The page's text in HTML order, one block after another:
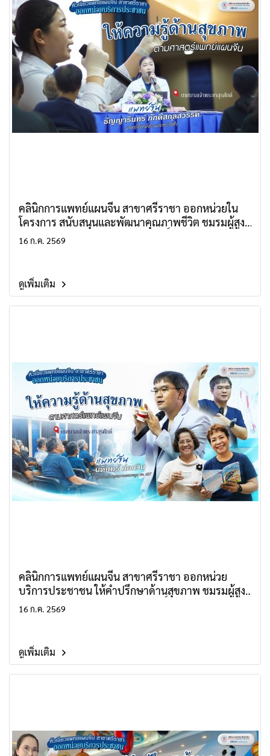
คลินิกการแพทย์แผนจีน สาขาศรีราชา ออกหน่วยใน
โครงการ สนับสนุนและพัฒนาคุณภาพชีวิต ชมรมผู้สูง
อายุ เทศบาลนครเจ้าพระยาสุรศักดิ์
16 ก.ค. 2569
ดูเพิ่มเติม
คลินิกการแพทย์แผนจีน สาขาศรีราชา ออกหน่วย
บริการประชาชน ให้คำปรึกษาด้านสุขภาพ ชมรมผู้สูง
อายุเทศบาลนครเจ้าพระยาสุรศักดิ์
16 ก.ค. 2569
ดูเพิ่มเติม